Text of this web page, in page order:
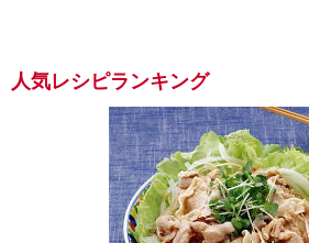
人気レシピランキング